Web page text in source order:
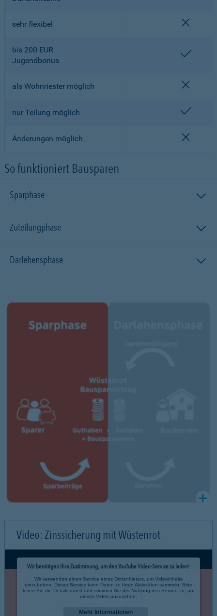
sehr flexibel
bis 200 EUR
Jugendbonus
als Wohnriester möglich
nur Teilung möglich
Änderungen möglich
So funktioniert Bausparen
Sparphase
Zuteilungphase
Darlehensphase
Video: Zinssicherung mit Wüstenrot
Wir benötigen Ihre Zustimmung, um den YouTube Video-Service zu laden!
Wir verwenden einen Service eines Drittanbieters, um Videoinhalte
einzubetten. Dieser Service kann Daten zu Ihren Aktivitäten sammeln. Bitte
lesen Sie die Details durch und stimmen Sie der Nutzung des Service zu, um
dieses Video anzusehen.
Mehr Informationen